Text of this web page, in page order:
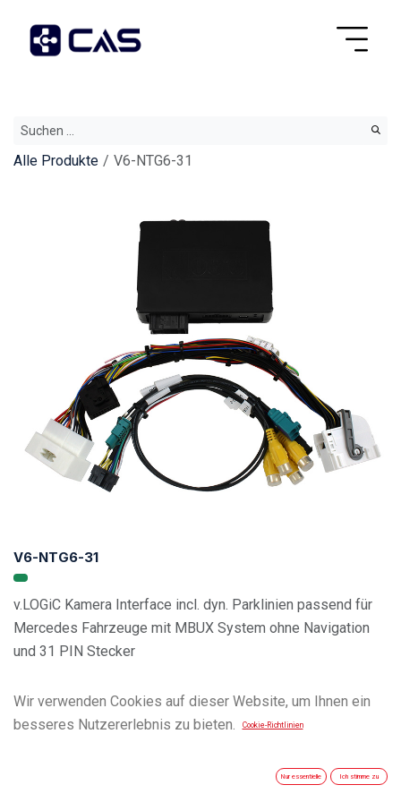
Alle Produkte V6-NTG6-31
V6-NTG6-31
v.LOGiC Kamera Interface incl. dyn. Parklinien passend für
Mercedes Fahrzeuge mit MBUX System ohne Navigation
und 31 PIN Stecker
Wir verwenden Cookies auf dieser Website, um Ihnen ein
besseres Nutzererlebnis zu bieten.
Cookie-Richtlinien
Nur essentielle Ich stimme zu